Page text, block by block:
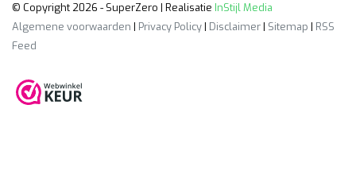
© Copyright 2026 - SuperZero | Realisatie InStijl Media
Algemene voorwaarden | Privacy Policy| Disclaimer| Sitemap | RSS
Feed